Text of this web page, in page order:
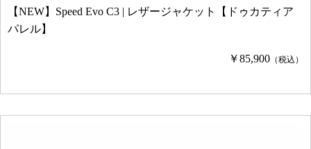
【NEW】Speed Evo C3 | レザージャケット【ドゥカティア
パレル】
￥85,900 （税込）